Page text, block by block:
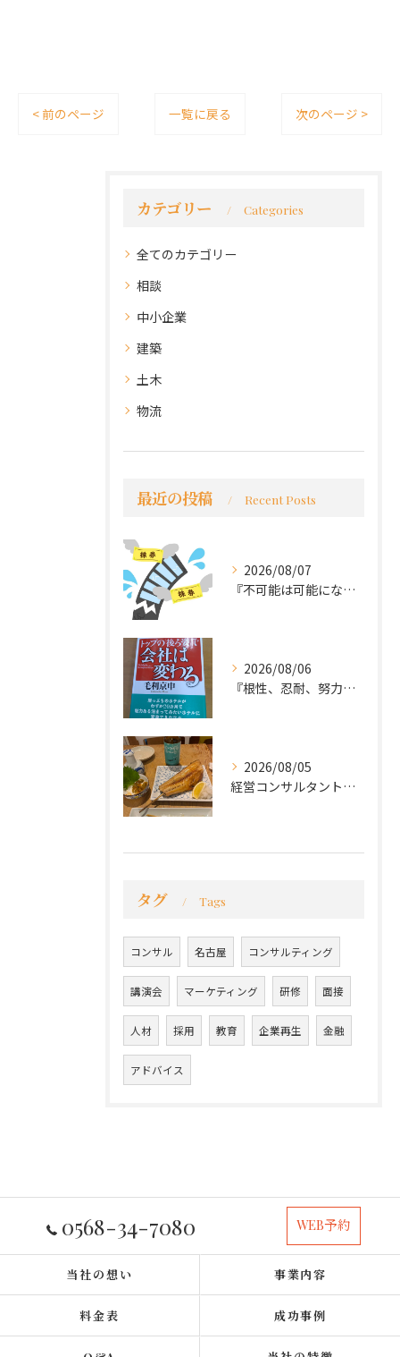
< 前のページ 一覧に戻る 次のページ >
カテゴリー Categories
全てのカテゴリー
相談
中小企業
建築
土木
物流
最近の投稿 Recent Posts
2026/08/07
『不可能は可能になる』
2026/08/06
『根性、忍耐、努力という言葉は死語なのか』
2026/08/05
経営コンサルタントのモーちゃん・毛利京申です。
タグ Tags
コンサル 名古屋 コンサルティング
講演会 マーケティング 研修 面接
人材 採用 教育 企業再生 金融
アドバイス
0568-34-7080 WEB予約
当社の想い 事業内容
料金表 成功事例